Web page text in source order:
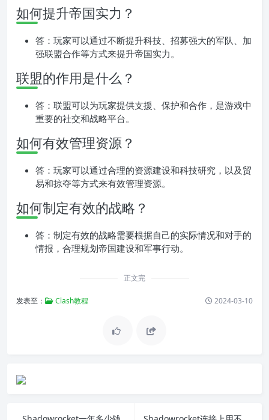
如何提升帝国实力？
答：玩家可以通过不断提升科技、招募强大的军队、加
强联盟合作等方式来提升帝国实力。
联盟的作用是什么？
答：联盟可以为玩家提供支援、保护和合作，是游戏中
重要的社交和战略平台。
如何有效管理资源？
答：玩家可以通过合理的资源建设和科技研究，以及贸
易和掠夺等方式来有效管理资源。
如何制定有效的战略？
答：制定有效的战略需要根据自己的实际情况和对手的
情报，合理规划帝国建设和军事行动。
正文完
发表至： Clash教程 2024-03-10